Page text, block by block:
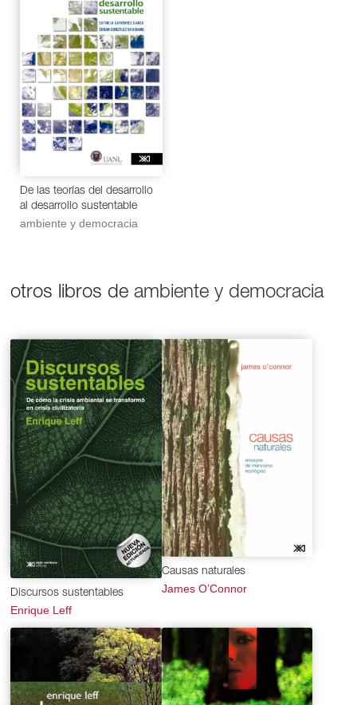
en general, pues este debate trasciende este campo e
irradia consecuencias para el campo social en su
conjunto.
De las teorías del desarrollo
al desarrollo sustentable
ambiente y democracia
otros libros deambiente y democracia
Discursos sustentables
Enrique Leff
Causas naturales
James O’Connor